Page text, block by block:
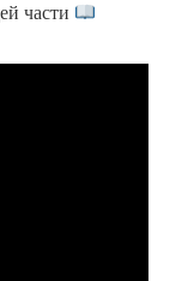
части